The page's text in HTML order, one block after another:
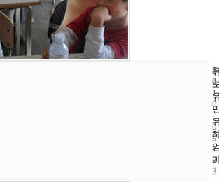
5
4
2
0
1
0
-
0
9
-
2
3